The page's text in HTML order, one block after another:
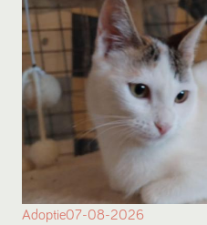
Adoptie07-08-2026